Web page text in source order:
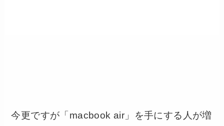
今更ですが「macbook air」を手にする人が増